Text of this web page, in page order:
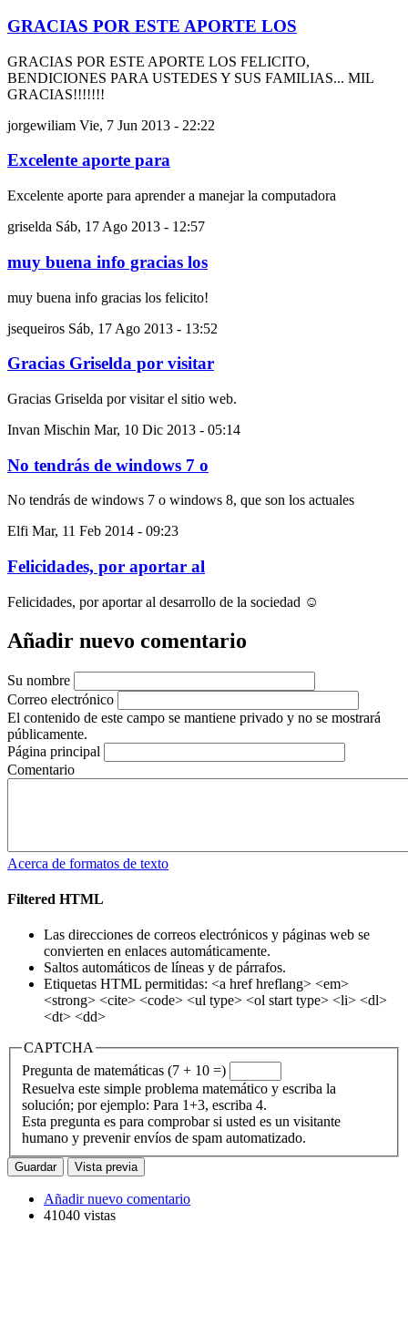
GRACIAS POR ESTE APORTE LOS
GRACIAS POR ESTE APORTE LOS FELICITO,
BENDICIONES PARA USTEDES Y SUS FAMILIAS... MIL
GRACIAS!!!!!!!
jorgewiliam Vie, 7 Jun 2013 - 22:22
Excelente aporte para
Excelente aporte para aprender a manejar la computadora
griselda Sáb, 17 Ago 2013 - 12:57
muy buena info gracias los
muy buena info gracias los felicito!
jsequeiros Sáb, 17 Ago 2013 - 13:52
Gracias Griselda por visitar
Gracias Griselda por visitar el sitio web.
Invan Mischin Mar, 10 Dic 2013 - 05:14
No tendrás de windows 7 o
No tendrás de windows 7 o windows 8, que son los actuales
Elfi Mar, 11 Feb 2014 - 09:23
Felicidades, por aportar al
Felicidades, por aportar al desarrollo de la sociedad ☺
Añadir nuevo comentario
Su nombre
Correo electrónico
El contenido de este campo se mantiene privado y no se mostrará
públicamente.
Página principal
Comentario
Acerca de formatos de texto
Filtered HTML
Las direcciones de correos electrónicos y páginas web se
convierten en enlaces automáticamente.
Saltos automáticos de líneas y de párrafos.
Etiquetas HTML permitidas: <a href hreflang> <em>
<strong> <cite> <code> <ul type> <ol start type> <li> <dl>
<dt> <dd>
CAPTCHA
Pregunta de matemáticas (7 + 10 =)
Resuelva este simple problema matemático y escriba la
solución; por ejemplo: Para 1+3, escriba 4.
Esta pregunta es para comprobar si usted es un visitante
humano y prevenir envíos de spam automatizado.
Añadir nuevo comentario
41040 vistas